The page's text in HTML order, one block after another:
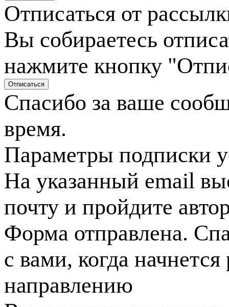
Отписаться от
Вы собираетесь
нажмите кнопку
Спасибо за ваше
время.
Параметры подписки
На указанный email
почту и пройдите
Форма отправлена.
с вами, когда
направлению